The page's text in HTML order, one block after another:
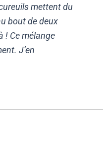
mettent du
bout de deux
! Ce mélange
J’en